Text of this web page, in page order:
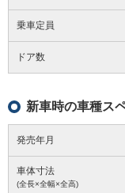
乗車定員
ドア数
新車時の車種ス
発売年月
車体寸法
(全長×全幅×全高)